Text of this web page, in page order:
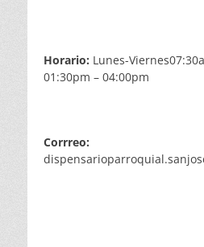
Horario: Lunes-
01:30pm – 04:00pm
Corrreo: